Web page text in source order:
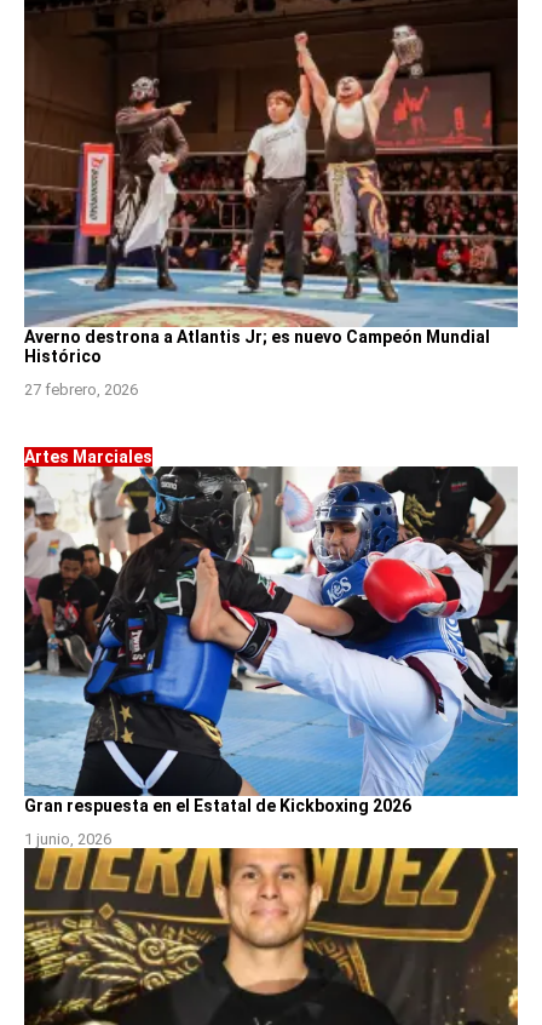
Averno destrona a Atlantis Jr; es nuevo Campeón Mundial
Histórico
27 febrero, 2026
Artes Marciales
Gran respuesta en el Estatal de Kickboxing 2026
1 junio, 2026